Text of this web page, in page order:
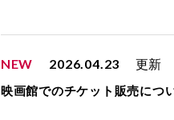
NEW 2026.04.23 更新
映画館でのチケット販売につ